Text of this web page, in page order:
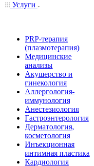
Услуги
PRP-терапия
(плазмотерапия)
Медицинские
анализы
Акушерство и
гинекология
Аллергология-
иммунология
Анестезиология
Гастроэнтерология
Дерматология,
косметология
Инъекционная
интимная пластика
Кардиология